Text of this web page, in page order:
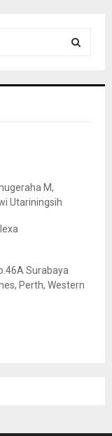
M,
Utariningsih
Surabaya
Perth, Western